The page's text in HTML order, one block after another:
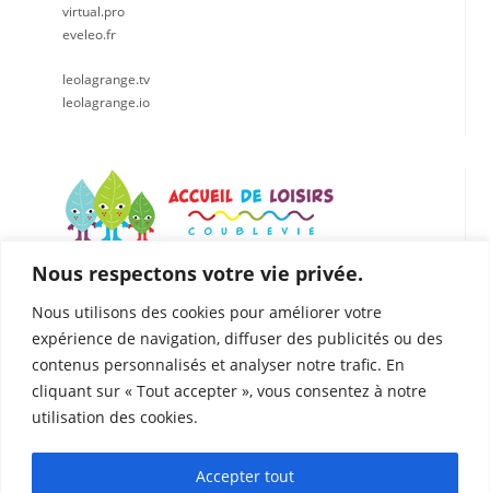
Nous respectons votre vie privée.
Nous utilisons des cookies pour améliorer votre
expérience de navigation, diffuser des publicités ou des
contenus personnalisés et analyser notre trafic. En
cliquant sur « Tout accepter », vous consentez à notre
utilisation des cookies.
Accepter tout
virtual.pro
eveleo.fr
leolagrange.tv
leolagrange.io
LÉO LAGRANGE CENTRE EST
112 Rue du Presbytère, 38500 Coublevie
04.76.05.04.25
06. 75.81.90.49
coublevie@leolagrange.org